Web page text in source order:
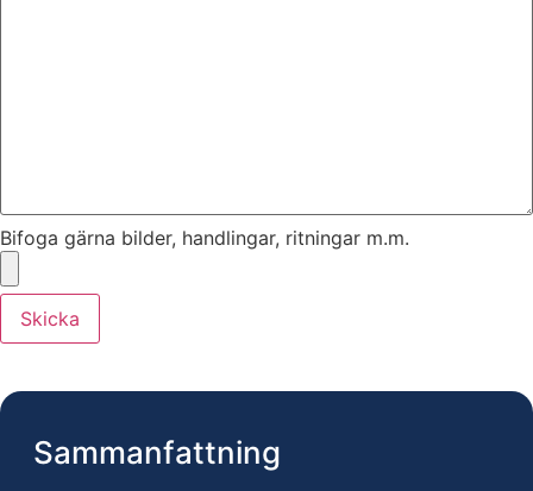
Bifoga gärna bilder, handlingar, ritningar m.m.
Skicka
Sammanfattning